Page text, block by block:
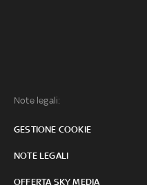
Note legali:
GESTIONE COOKIE
NOTE LEGALI
OFFERTA SKY MEDIA